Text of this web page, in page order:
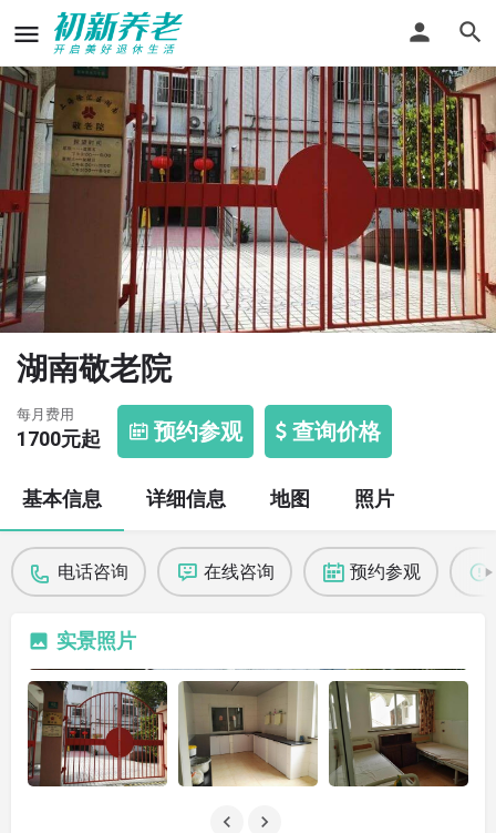
湖南敬老院
每月费用
1700元起 预约参观 查询价格
基本信息 详细信息 地图 照片
电话咨询 在线咨询 预约参观
实景照片